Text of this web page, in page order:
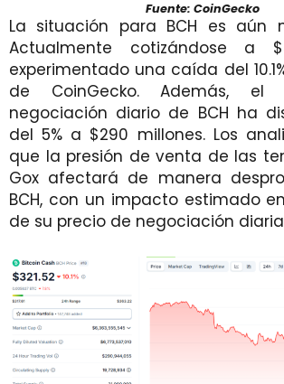
Fuente: CoinGecko
La situación para BCH es aún
Actualmente cotizándose a
experimentado una caída del
de CoinGecko. Además, el
negociación diario de BCH ha
del 5% a $290 millones. Los
que la presión de venta de las
Gox afectará de manera
BCH, con un impacto estimado
de su precio de negociación